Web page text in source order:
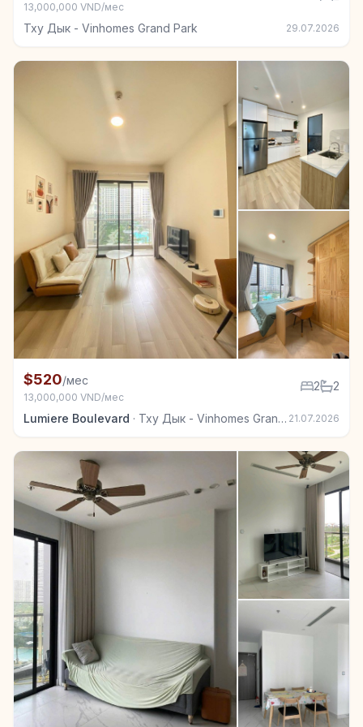
13,000,000 VND/мес
Тху Дык - Vinhomes Grand Park 29.07.2026
Квартира в аренду в Тху Дык - Vinhomes Grand
$520/мес
13,000,000 VND/мес
2 2
Lumiere Boulevard · Тху Дык - Vinhomes Grand Park 21.07.2026